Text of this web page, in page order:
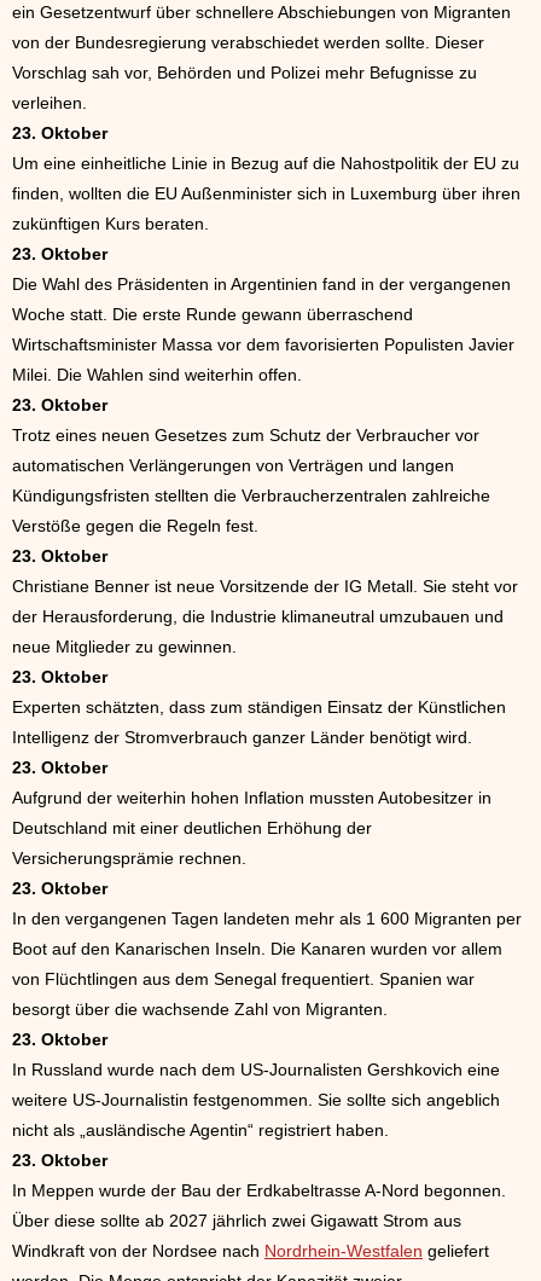
ein Gesetzentwurf über schnellere Abschiebungen von Migranten
von der Bundesregierung verabschiedet werden sollte. Dieser
Vorschlag sah vor, Behörden und Polizei mehr Befugnisse zu
verleihen.
23. Oktober
Um eine einheitliche Linie in Bezug auf die Nahostpolitik der EU zu
finden, wollten die EU Außenminister sich in Luxemburg über ihren
zukünftigen Kurs beraten.
23. Oktober
Die Wahl des Präsidenten in Argentinien fand in der vergangenen
Woche statt. Die erste Runde gewann überraschend
Wirtschaftsminister Massa vor dem favorisierten Populisten Javier
Milei. Die Wahlen sind weiterhin offen.
23. Oktober
Trotz eines neuen Gesetzes zum Schutz der Verbraucher vor
automatischen Verlängerungen von Verträgen und langen
Kündigungsfristen stellten die Verbraucherzentralen zahlreiche
Verstöße gegen die Regeln fest.
23. Oktober
Christiane Benner ist neue Vorsitzende der IG Metall. Sie steht vor
der Herausforderung, die Industrie klimaneutral umzubauen und
neue Mitglieder zu gewinnen.
23. Oktober
Experten schätzten, dass zum ständigen Einsatz der Künstlichen
Intelligenz der Stromverbrauch ganzer Länder benötigt wird.
23. Oktober
Aufgrund der weiterhin hohen Inflation mussten Autobesitzer in
Deutschland mit einer deutlichen Erhöhung der
Versicherungsprämie rechnen.
23. Oktober
In den vergangenen Tagen landeten mehr als 1 600 Migranten per
Boot auf den Kanarischen Inseln. Die Kanaren wurden vor allem
von Flüchtlingen aus dem Senegal frequentiert. Spanien war
besorgt über die wachsende Zahl von Migranten.
23. Oktober
In Russland wurde nach dem US-Journalisten Gershkovich eine
weitere US-Journalistin festgenommen. Sie sollte sich angeblich
nicht als „ausländische Agentin“ registriert haben.
23. Oktober
In Meppen wurde der Bau der Erdkabeltrasse A-Nord begonnen.
Über diese sollte ab 2027 jährlich zwei Gigawatt Strom aus
Windkraft von der Nordsee nach Nordrhein-Westfalen geliefert